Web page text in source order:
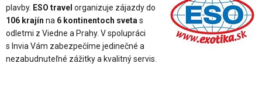
plavby. ESO travel organizuje zájazdy do
106 krajín na 6 kontinentoch sveta s
odletmi z Viedne a Prahy. V spolupráci
s Invia Vám zabezpečíme jedinečné a
nezabudnuteľné zážitky a kvalitný servis.